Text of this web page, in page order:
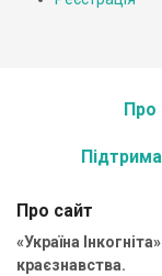
Про
Про сайт
«Україна
краєзнавства.